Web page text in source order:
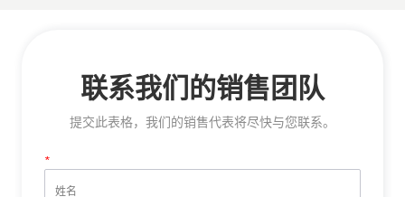
联系我们的销售团队
提交此表格，我们的销售代表将尽快与您联系。
*姓名